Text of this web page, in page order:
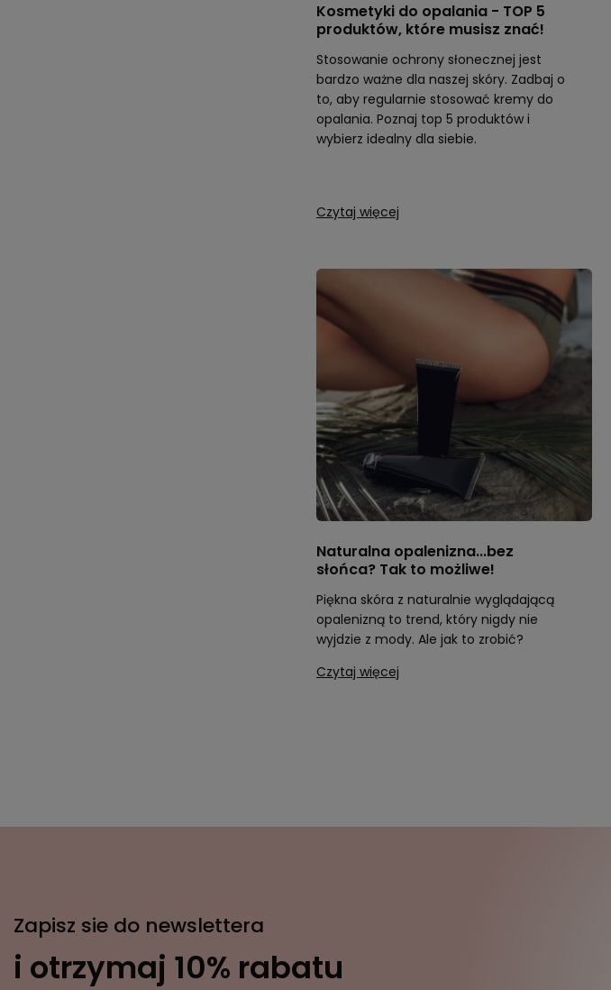
Kosmetyki do opalania - TOP 5
produktów, które musisz znać!
Stosowanie ochrony słonecznej jest
bardzo ważne dla naszej skóry. Zadbaj o
to, aby regularnie stosować kremy do
opalania. Poznaj top 5 produktów i
wybierz idealny dla siebie.
Czytaj więcej
Naturalna opalenizna...bez
słońca? Tak to możliwe!
Piękna skóra z naturalnie wyglądającą
opalenizną to trend, który nigdy nie
wyjdzie z mody. Ale jak to zrobić?
Czytaj więcej
Zapisz sie do newslettera
i otrzymaj 10% rabatu